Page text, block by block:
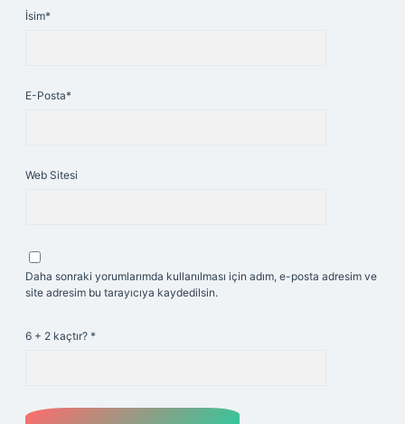
İsim*
E-Posta*
Web Sitesi
Daha sonraki yorumlarımda kullanılması için adım, e-posta adresim ve
site adresim bu tarayıcıya kaydedilsin.
6 + 2 kaçtır? *